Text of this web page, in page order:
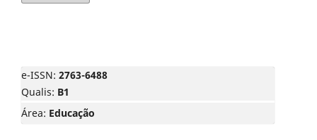
e-ISSN: 2763-6488
Qualis: B1
Área: Educação